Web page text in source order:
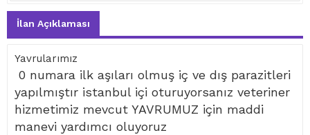
İlan Açıklaması
Yavrularımız
0 numara ilk aşıları olmuş iç ve dış parazitleri
yapılmıştır istanbul içi oturuyorsanız veteriner
hizmetimiz mevcut YAVRUMUZ için maddi
manevi yardımcı oluyoruz